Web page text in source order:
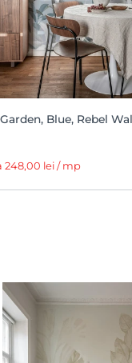
Blue, Rebel
248,00 lei / mp